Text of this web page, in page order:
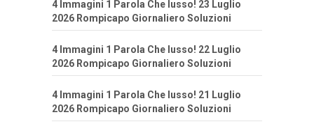
4 Immagini 1 Parola Che lusso! 23 Luglio
2026 Rompicapo Giornaliero Soluzioni
4 Immagini 1 Parola Che lusso! 22 Luglio
2026 Rompicapo Giornaliero Soluzioni
4 Immagini 1 Parola Che lusso! 21 Luglio
2026 Rompicapo Giornaliero Soluzioni